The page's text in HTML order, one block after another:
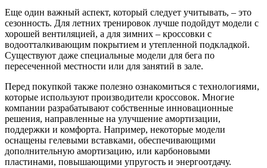
Еще один важный аспект, который следует учитывать, – это
сезонность. Для летних тренировок лучше подойдут модели с
хорошей вентиляцией, а для зимних – кроссовки с
водоотталкивающим покрытием и утепленной подкладкой.
Существуют даже специальные модели для бега по
пересеченной местности или для занятий в зале.
Перед покупкой также полезно ознакомиться с технологиями,
которые используют производители кроссовок. Многие
компании разрабатывают собственные инновационные
решения, направленные на улучшение амортизации,
поддержки и комфорта. Например, некоторые модели
оснащены гелевыми вставками, обеспечивающими
дополнительную амортизацию, или карбоновыми
пластинами, повышающими упругость и энергоотдачу.